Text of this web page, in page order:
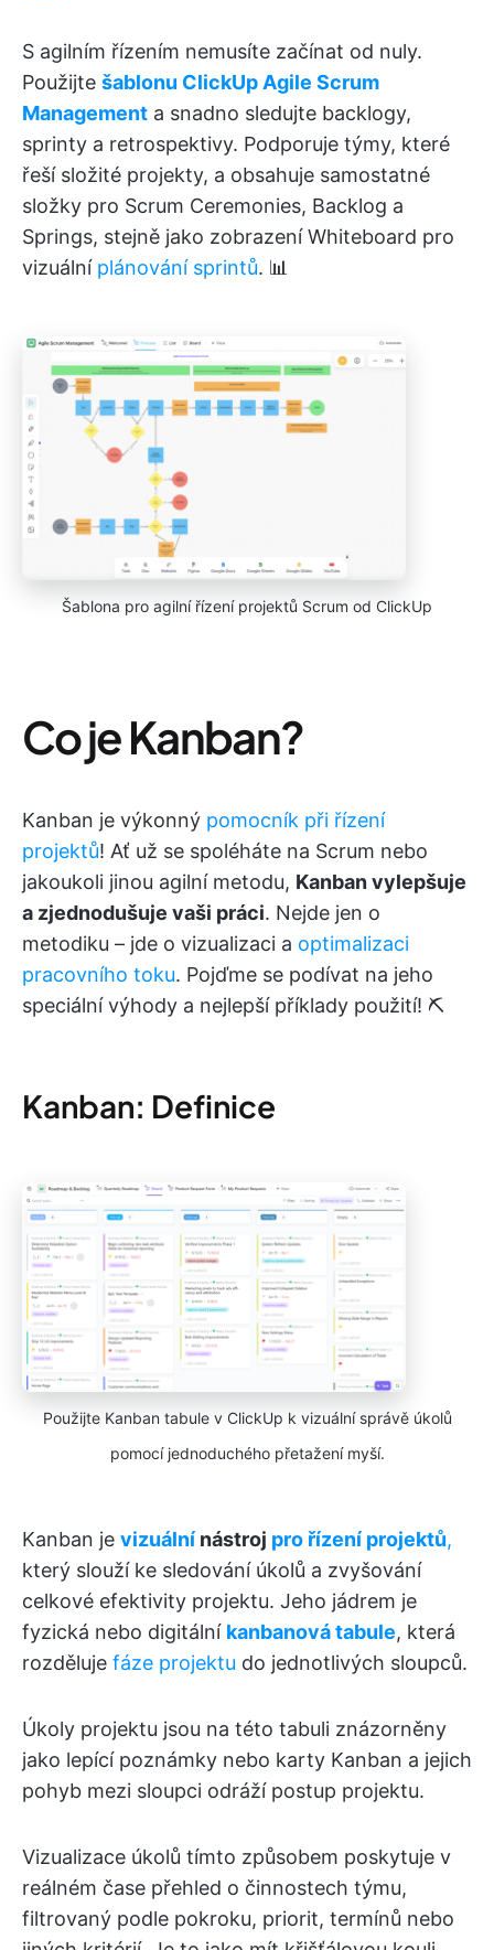
S agilním řízením nemusíte začínat od nuly.
Použijte šablonu ClickUp Agile Scrum
Management a snadno sledujte backlogy,
sprinty a retrospektivy. Podporuje týmy, které
řeší složité projekty, a obsahuje samostatné
složky pro Scrum Ceremonies, Backlog a
Springs, stejně jako zobrazení Whiteboard pro
vizuální plánování sprintů. 📊
Šablona pro agilní řízení projektů Scrum od ClickUp
Co je Kanban?
Kanban je výkonný pomocník při řízení
projektů! Ať už se spoléháte na Scrum nebo
jakoukoli jinou agilní metodu, Kanban vylepšuje
a zjednodušuje vaši práci. Nejde jen o
metodiku – jde o vizualizaci a optimalizaci
pracovního toku. Pojďme se podívat na jeho
speciální výhody a nejlepší příklady použití! ⛏️
Kanban: Definice
Použijte Kanban tabule v ClickUp k vizuální správě úkolů
pomocí jednoduchého přetažení myší.
Kanban je vizuální nástroj pro řízení projektů,
který slouží ke sledování úkolů a zvyšování
celkové efektivity projektu. Jeho jádrem je
fyzická nebo digitální kanbanová tabule, která
rozděluje fáze projektu do jednotlivých sloupců.
Úkoly projektu jsou na této tabuli znázorněny
jako lepící poznámky nebo karty Kanban a jejich
pohyb mezi sloupci odráží postup projektu.
Vizualizace úkolů tímto způsobem poskytuje v
reálném čase přehled o činnostech týmu,
filtrovaný podle pokroku, priorit, termínů nebo